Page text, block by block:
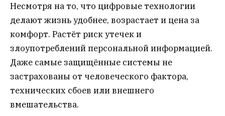
Несмотря на то, что цифровые технологии
делают жизнь удобнее, возрастает и цена за
комфорт. Растёт риск утечек и
злоупотреблений персональной информацией.
Даже самые защищённые системы не
застрахованы от человеческого фактора,
технических сбоев или внешнего
вмешательства.